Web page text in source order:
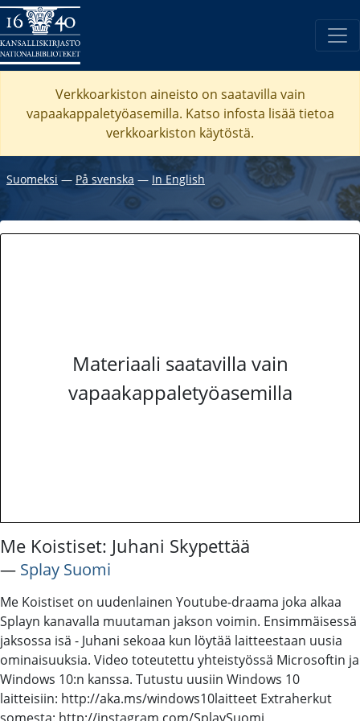
Verkkoarkiston aineisto on saatavilla vain
vapaakappaletyöasemilla. Katso infosta lisää tietoa
verkkoarkiston käytöstä.
Suomeksi ― På svenska ― In English
Materiaali saatavilla vain
vapaakappaletyöasemilla
Me Koistiset: Juhani Skypettää
― Splay Suomi
Me Koistiset on uudenlainen Youtube-draama joka alkaa
Splayn kanavalla muutaman jakson voimin. Ensimmäisessä
jaksossa isä - Juhani sekoaa kun löytää laitteestaan uusia
ominaisuuksia. Video toteutettu yhteistyössä Microsoftin ja
Windows 10:n kanssa. Tutustu uusiin Windows 10
laitteisiin: http://aka.ms/windows10laitteet Extraherkut